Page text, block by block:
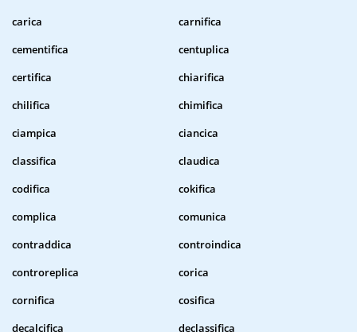
carica
carnifica
cementifica
centuplica
certifica
chiarifica
chilifica
chimifica
ciampica
ciancica
classifica
claudica
codifica
cokifica
complica
comunica
contraddica
controindica
controreplica
corica
cornifica
cosifica
decalcifica
declassifica